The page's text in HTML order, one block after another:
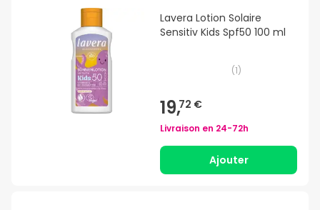
Lavera Lotion Solaire
Sensitiv Kids Spf50 100 ml
(1)
19,72 €
Livraison en 24-72h
Ajouter